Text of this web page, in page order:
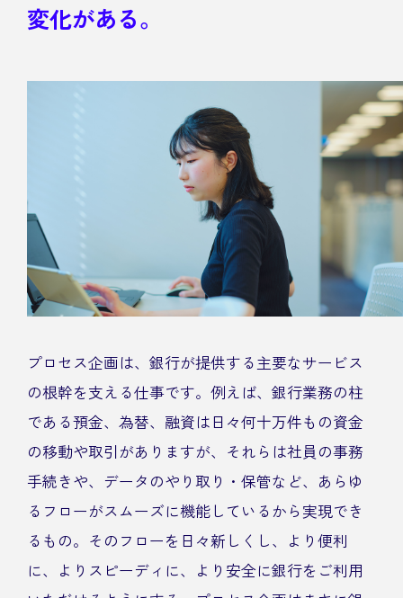
変化がある。
プロセス企画は、銀行が提供する主要なサービス
の根幹を支える仕事です。例えば、銀行業務の柱
である預金、為替、融資は日々何十万件もの資金
の移動や取引がありますが、それらは社員の事務
手続きや、データのやり取り・保管など、あらゆ
るフローがスムーズに機能しているから実現でき
るもの。そのフローを日々新しくし、より便利
に、よりスピーディに、より安全に銀行をご利用